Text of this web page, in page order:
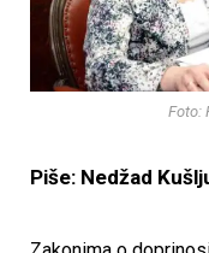
Foto:
Piše: Nedžad